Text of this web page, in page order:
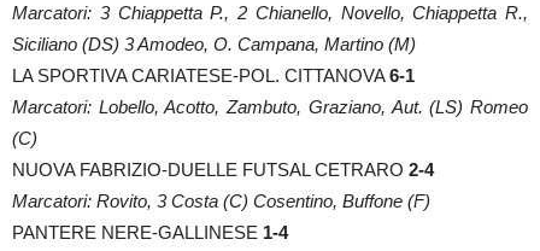
Marcatori: 3 Chiappetta P., 2 Chianello, Novello, Chiappetta R.,
Siciliano (DS) 3 Amodeo, O. Campana, Martino (M)
LA SPORTIVA CARIATESE-POL. CITTANOVA6-1
Marcatori: Lobello, Acotto, Zambuto, Graziano, Aut. (LS) Romeo
(C)
NUOVA FABRIZIO-DUELLE FUTSAL CETRARO 2-4
Marcatori: Rovito, 3 Costa (C) Cosentino, Buffone (F)
PANTERE NERE-GALLINESE 1-4